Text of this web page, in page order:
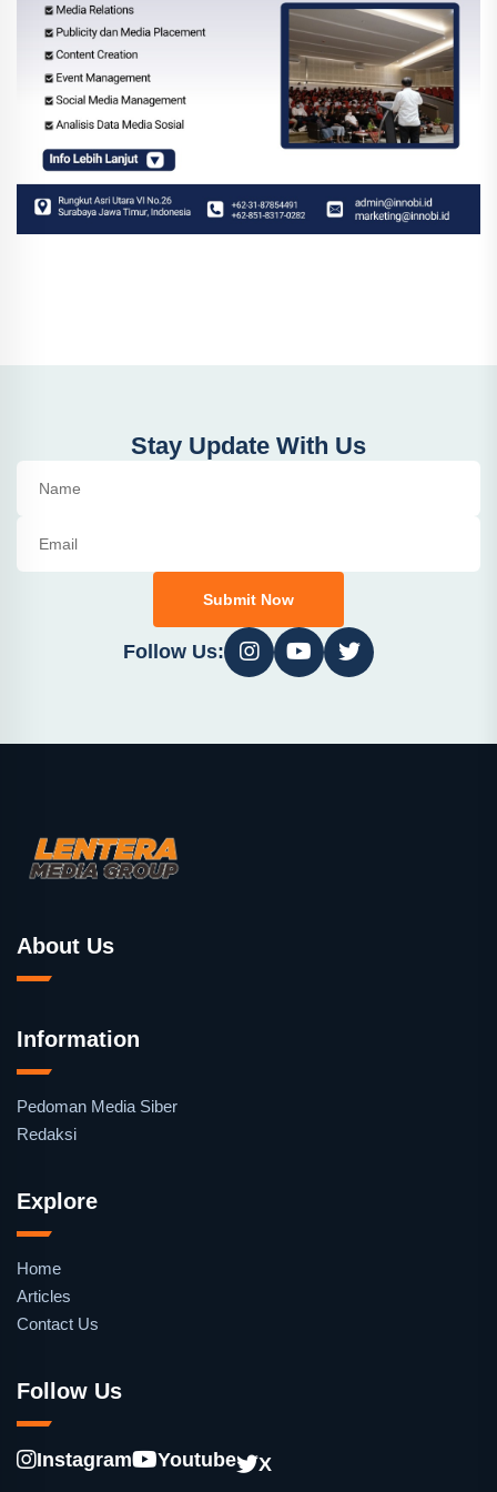
Stay Update With Us
Submit Now
Follow Us:
About Us
Information
Pedoman Media Siber
Redaksi
Explore
Home
Articles
Contact Us
Follow Us
Instagram Youtube X